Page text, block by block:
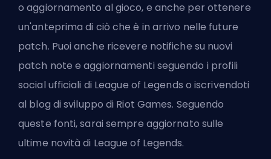
o aggiornamento al gioco, e anche per ottenere
un'anteprima di ciò che è in arrivo nelle future
patch. Puoi anche ricevere notifiche su nuovi
patch note e aggiornamenti seguendo i profili
social ufficiali di League of Legends o iscrivendoti
al blog di sviluppo di Riot Games. Seguendo
queste fonti, sarai sempre aggiornato sulle
ultime novità di League of Legends.